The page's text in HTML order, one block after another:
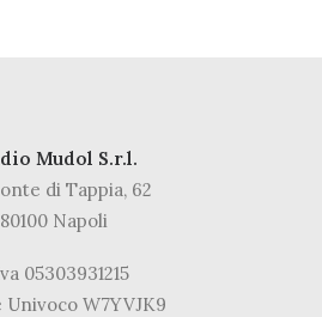
Mudol S.r.l.
di Tappia, 62
80100 Napoli
05303931215
Univoco W7YVJK9